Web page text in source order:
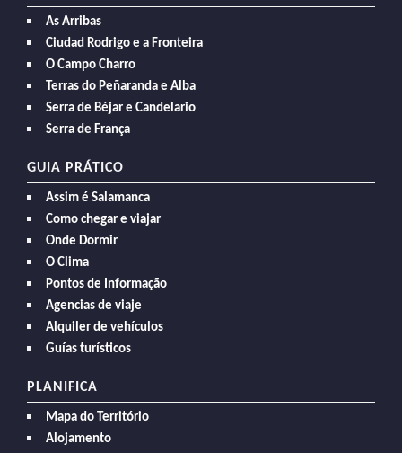
As Arribas
Ciudad Rodrigo e a Fronteira
O Campo Charro
Terras do Peñaranda e Alba
Serra de Béjar e Candelario
Serra de França
GUIA PRÁTICO
Assim é Salamanca
Como chegar e viajar
Onde Dormir
O Clima
Pontos de Informação
Agencias de viaje
Alquiler de vehículos
Guías turísticos
PLANIFICA
Mapa do Território
Alojamento